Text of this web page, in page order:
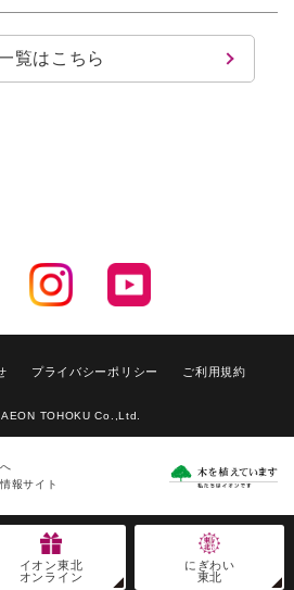
覧はこちら
イオン東北
オンライン
にぎわい
東北
プライバシーポリシー ご利用規約
TOHOKU Co.,Ltd.
報サイト